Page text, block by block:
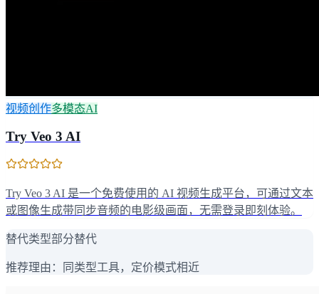
视频创作多模态AI
Try Veo 3 AI
Try Veo 3 AI 是一个免费使用的 AI 视频生成平台，可通过文本
或图像生成带同步音频的电影级画面，无需登录即刻体验。
替代类型部分替代
推荐理由： 同类型工具，定价模式相近